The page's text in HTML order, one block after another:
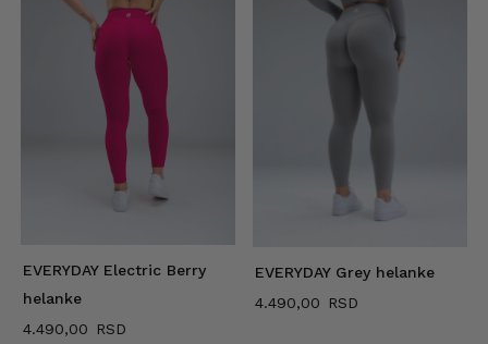
EVERYDAY Electric Berry
helanke
4.490,00
EVERYDAY Grey helanke
4.490,00